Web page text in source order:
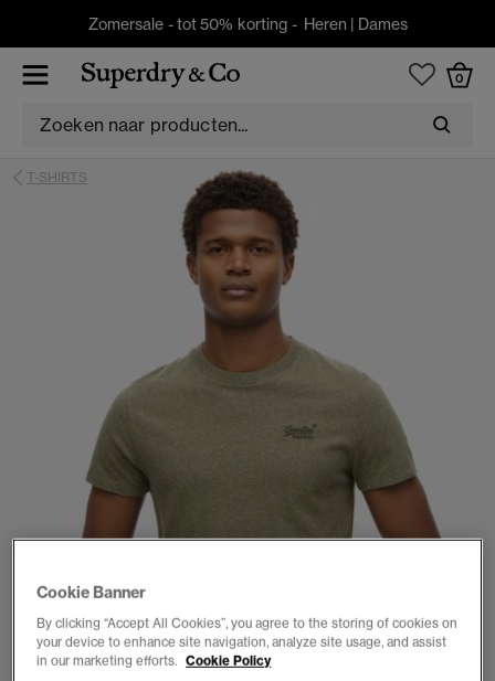
Zomersale - tot 50% korting - Heren | Dames
0
T-SHIRTS
Cookie Banner
By clicking “Accept All Cookies”, you agree to the storing of cookies on
your device to enhance site navigation, analyze site usage, and assist
in our marketing efforts. Cookie Policy